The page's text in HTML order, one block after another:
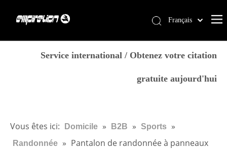
Blog
Nous contacter
Français
简体中文
Pусский
Deutsch
Service international / Obtenez votre citation
gratuite aujourd'hui
Vous êtes ici: Domicile » B2B » Sports »
Randonnée » Pantalon de randonnée à panneaux